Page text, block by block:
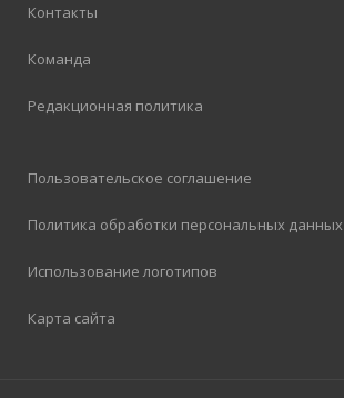
Контакты
Команда
Редакционная политика
Пользовательское соглашение
Политика обработки персональных данных
Использование логотипов
Карта сайта